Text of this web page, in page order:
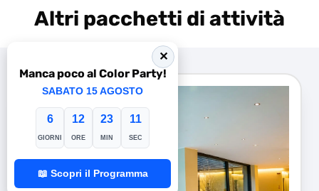
✕
Manca poco al Color Party!
SABATO 15 AGOSTO
6
GIORNI
12
ORE
23
MIN
10
SEC
📖 Scopri il Programma
Altri pacchetti di attività